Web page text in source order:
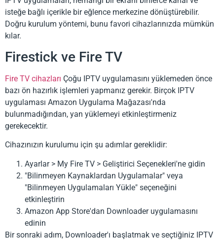
isteğe bağlı içerikle bir eğlence merkezine dönüştürebilir.
Doğru kurulum yöntemi, bunu favori cihazlarınızda mümkün
kılar.
Firestick ve Fire TV
Fire TV cihazları Çoğu IPTV uygulamasını yüklemeden önce
bazı ön hazırlık işlemleri yapmanız gerekir. Birçok IPTV
uygulaması Amazon Uygulama Mağazası'nda
bulunmadığından, yan yüklemeyi etkinleştirmeniz
gerekecektir.
Cihazınızın kurulumu için şu adımlar gereklidir:
Ayarlar > My Fire TV > Geliştirici Seçenekleri'ne gidin
"Bilinmeyen Kaynaklardan Uygulamalar" veya
"Bilinmeyen Uygulamaları Yükle" seçeneğini
etkinleştirin
Amazon App Store'dan Downloader uygulamasını
edinin
Bir sonraki adım, Downloader'ı başlatmak ve seçtiğiniz IPTV